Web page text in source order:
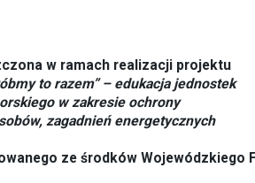
w ramach realizacji projektu
to razem” – edukacja jednostek
w zakresie ochrony
zagadnień energetycznych
ze środków Wojewódzkiego